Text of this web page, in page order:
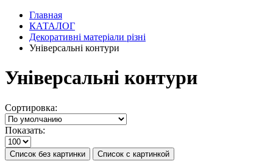
Главная
КАТАЛОГ
Декоративні матеріали різні
Універсальні контури
Універсальні контури
Сортировка:
Показать:
Список без картинки Список с картинкой